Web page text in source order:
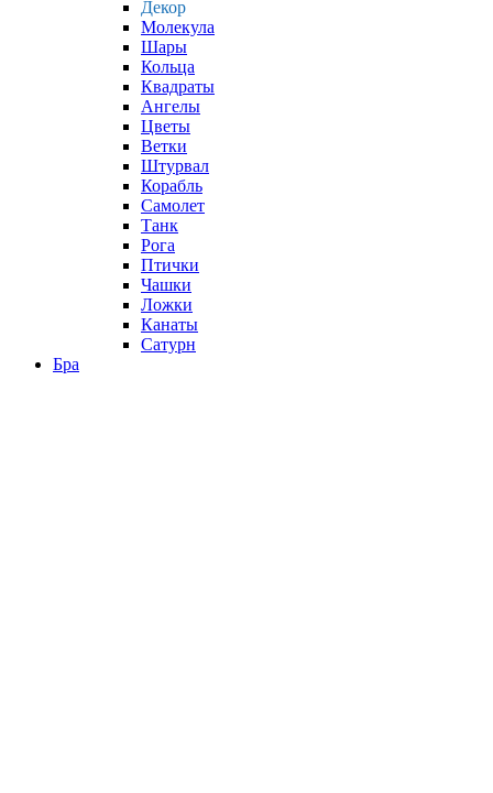
Декор
Молекула
Шары
Кольца
Квадраты
Ангелы
Цветы
Ветки
Штурвал
Корабль
Самолет
Танк
Рога
Птички
Чашки
Ложки
Канаты
Сатурн
Бра